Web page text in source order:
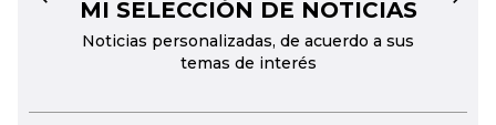
MI SELECCIÓN DE NOTICIAS
Noticias personalizadas, de acuerdo a sus
temas de interés
← →